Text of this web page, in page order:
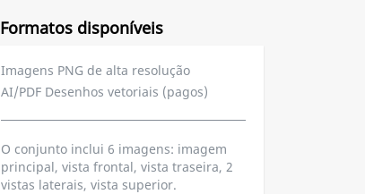
Formatos disponíveis
Imagens PNG de alta resolução
AI/PDF Desenhos vetoriais (pagos)
O conjunto inclui 6 imagens: imagem
principal, vista frontal, vista traseira, 2
vistas laterais, vista superior.